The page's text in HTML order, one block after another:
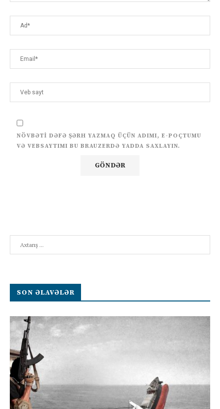
NÖVBƏTI DƏFƏ ŞƏRH YAZMAQ ÜÇÜN ADIMI, E-POÇTUMU
VƏ VEBSAYTIMI BU BRAUZERDƏ YADDA SAXLAYIN.
SON ƏLAVƏLƏR